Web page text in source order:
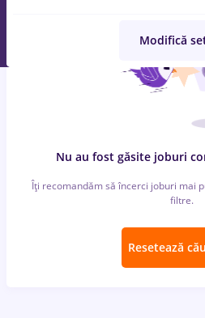
Nu au fost găsite joburi
Îți recomandăm să încerci joburi mai
filtre.
Resetează
Modifică